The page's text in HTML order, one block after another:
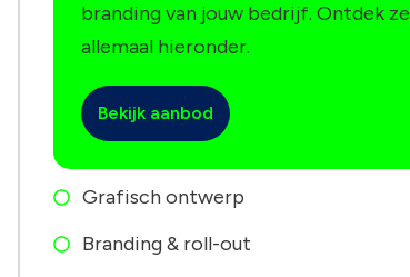
branding van jouw bedrijf. Ontdek ze
allemaal hieronder.
Bekijk aanbod
Grafisch ontwerp
Branding & roll-out